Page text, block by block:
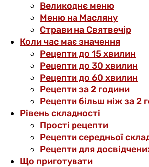
Великоднє меню
Меню на Масляну
Страви на Святвечір
Коли час має значення
Рецепти до 15 хвилин
Рецепти до 30 хвилин
Рецепти до 60 хвилин
Рецепти за 2 години
Рецепти більш ніж за 2
Рівень складності
Прості рецепти
Рецепти середньої
Рецепти для
Що приготувати